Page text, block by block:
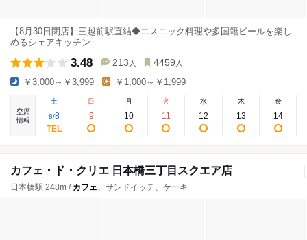
【8月30日閉店】三越前駅直結◆エスニック料理や多国籍ビールを楽し
めるシェアキッチン
3.48 213 人 4459 人
￥3,000～￥3,999 ￥1,000～￥1,999
空席
情報
土
8/8
日
9
月
10
火
11
水
12
木
13
金
14
カフェ・ド・クリエ 日本橋三丁目スクエア店
日本橋駅 248m / カフェ、サンドイッチ、ケーキ